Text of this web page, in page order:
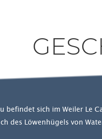
befindet sich im Weiler Le
des Löwenhügels von